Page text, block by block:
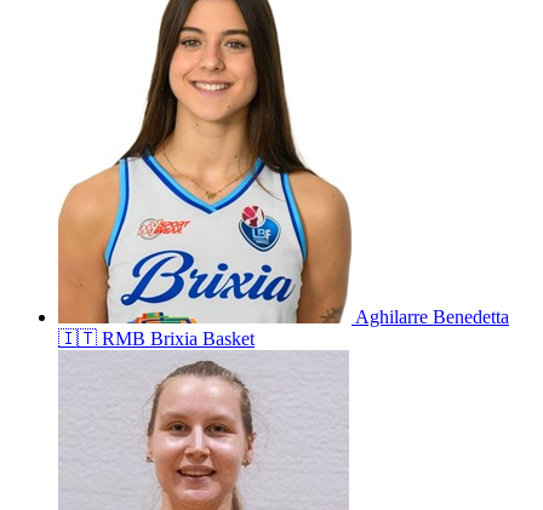
Aghilarre Benedetta
🇮🇹 RMB Brixia Basket